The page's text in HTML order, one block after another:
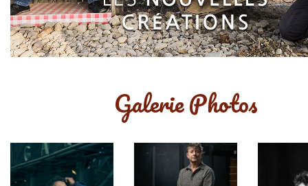
Galerie Photos